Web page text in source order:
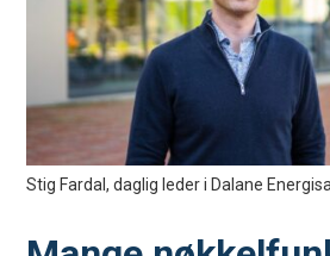
Stig Fardal, daglig leder i Dalane